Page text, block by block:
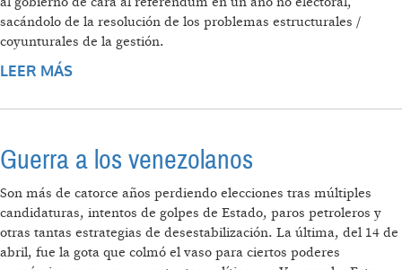
sacándolo de la resolución de los problemas estructurales /
coyunturales de la gestión.
LEER MÁS
Guerra a los venezolanos
Son más de catorce años perdiendo elecciones tras múltiples
candidaturas, intentos de golpes de Estado, paros petroleros y
otras tantas estrategias de desestabilización. La última, del 14 de
abril, fue la gota que colmó el vaso para ciertos poderes